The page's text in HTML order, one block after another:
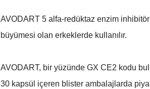
AVODART 5 alfa-redüktaz enzim
büyümesi olan erkeklerde kullanılır.
AVODART, bir yüzünde GX CE2 kodu
30 kapsül içeren blister ambalajlarda